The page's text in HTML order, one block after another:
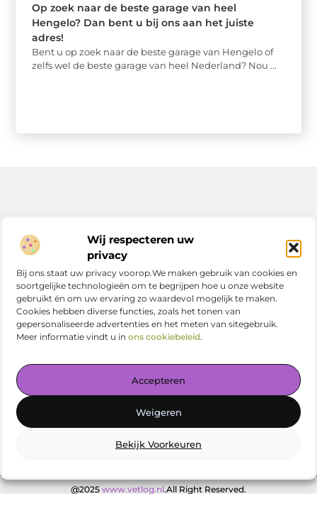
Wij respecteren uw
privacy
Bij ons staat uw privacy voorop.We maken gebruik van cookies en
soortgelijke technologieën om te begrijpen hoe u onze website
gebruikt én om uw ervaring zo waardevol mogelijk te maken.
Cookies hebben diverse functies, zoals het tonen van
gepersonaliseerde advertenties en het meten van sitegebruik.
Meer informatie vindt u in ons cookiebeleid.
Accepteren
Weigeren
Bekijk Voorkeuren
Op zoek naar de beste garage van heel
Hengelo? Dan bent u bij ons aan het juiste
adres!
Bent u op zoek naar de beste garage van Hengelo of
zelfs wel de beste garage van heel Nederland? Nou ...
— Verdiep je in prikkelende artikelen, slimme tips en
verrassende inzichten. Alles overzichtelijk bij elkaar. Begin
vandaag met ontdekken op vetlog.nl!
@2025www.vetlog.nl.All Right Reserved.
Onze informatie